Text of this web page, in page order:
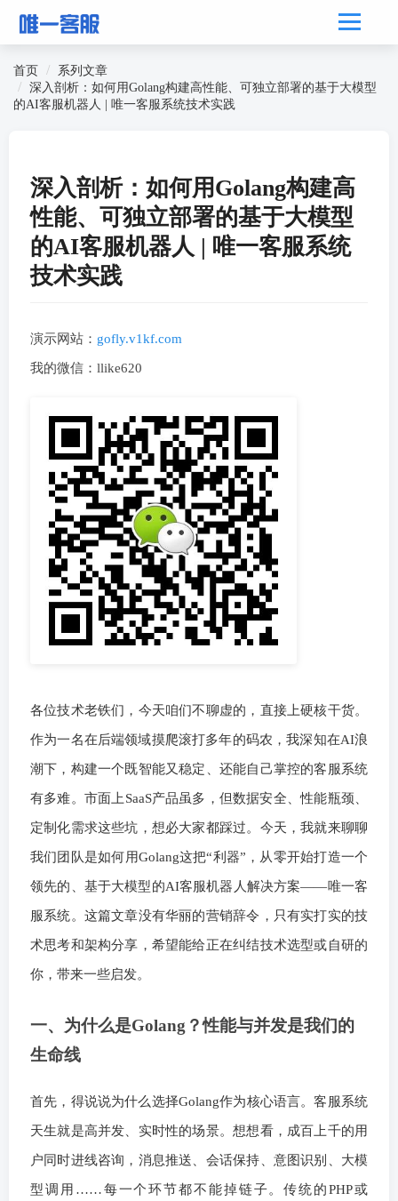
首页
系列文章
深入剖析：如何用Golang构建高性能、可独立部署的基于大模型
的AI客服机器人 | 唯一客服系统技术实践
深入剖析：如何用Golang构建高
性能、可独立部署的基于大模型
的AI客服机器人 | 唯一客服系统
技术实践
演示网站： gofly.v1kf.com
我的微信：llike620
各位技术老铁们，今天咱们不聊虚的，直接上硬核干货。
作为一名在后端领域摸爬滚打多年的码农，我深知在AI浪
潮下，构建一个既智能又稳定、还能自己掌控的客服系统
有多难。市面上SaaS产品虽多，但数据安全、性能瓶颈、
定制化需求这些坑，想必大家都踩过。今天，我就来聊聊
我们团队是如何用Golang这把“利器”，从零开始打造一个
领先的、基于大模型的AI客服机器人解决方案——唯一客
服系统。这篇文章没有华丽的营销辞令，只有实打实的技
术思考和架构分享，希望能给正在纠结技术选型或自研的
你，带来一些启发。
一、为什么是Golang？性能与并发是我们的
生命线
首先，得说说为什么选择Golang作为核心语言。客服系统
天生就是高并发、实时性的场景。想想看，成百上千的用
户同时进线咨询，消息推送、会话保持、意图识别、大模
型调用……每一个环节都不能掉链子。传统的PHP或